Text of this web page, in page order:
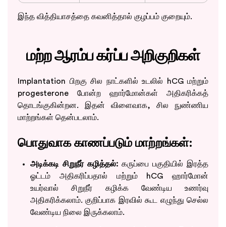
இந்த வித்தியாசத்தை கவனித்தால் குழப்பம் குறையும்.
மற்ற ஆரம்ப கர்ப்ப அறிகுறிகள்
Implantation பிறகு சில நாட்களில் உடலில் hCG மற்றும்
progesterone போன்ற ஹார்மோன்கள் அதிகரிக்கத்
தொடங்குகின்றன. இதன் விளைவாக, சில நுண்ணிய
மாற்றங்கள் தென்படலாம்.
பொதுவாக காணப்படும் மாற்றங்கள்:
அடிக்கடி சிறுநீர் கழித்தல்: கருப்பை பகுதியில் இரத்த
ஓட்டம் அதிகரிப்பதால் மற்றும் hCG ஹார்மோன்
உயர்வால் சிறுநீர் கழிக்க வேண்டிய உணர்வு
அதிகரிக்கலாம். குறிப்பாக இரவில் கூட எழுந்து செல்ல
வேண்டிய நிலை இருக்கலாம்.